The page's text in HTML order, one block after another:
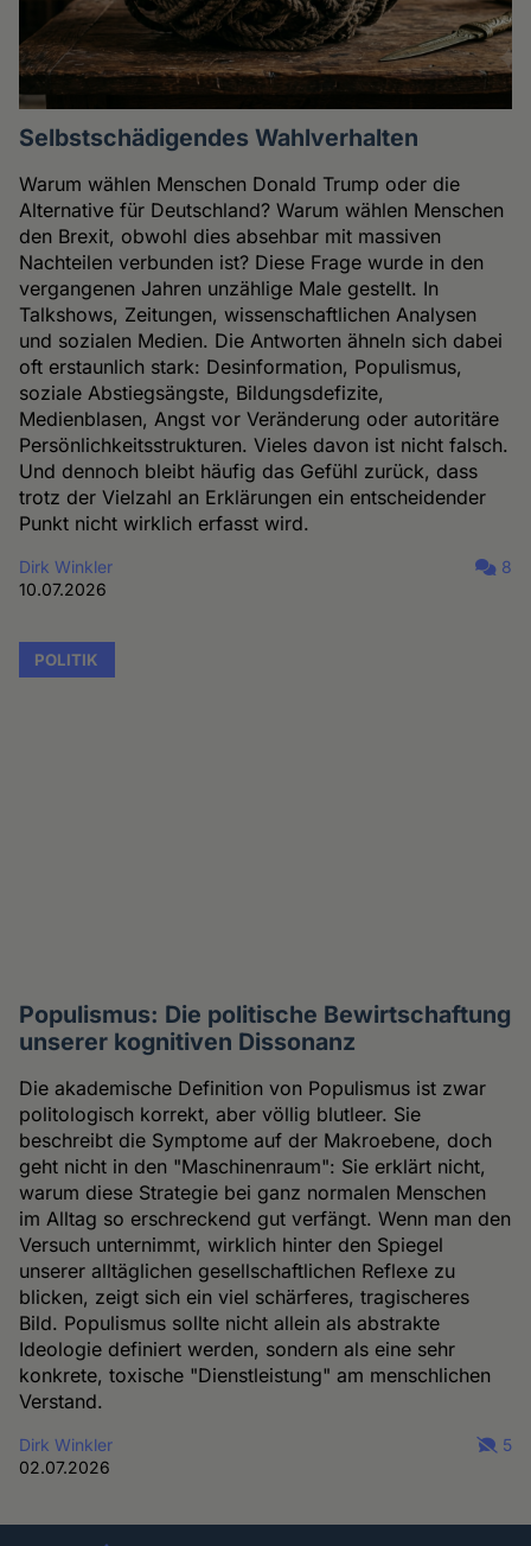
Selbstschädigendes Wahlverhalten
Warum wählen Menschen Donald Trump oder die
Alternative für Deutschland? Warum wählen Menschen
den Brexit, obwohl dies absehbar mit massiven
Nachteilen verbunden ist? Diese Frage wurde in den
vergangenen Jahren unzählige Male gestellt. In
Talkshows, Zeitungen, wissenschaftlichen Analysen
und sozialen Medien. Die Antworten ähneln sich dabei
oft erstaunlich stark: Desinformation, Populismus,
soziale Abstiegsängste, Bildungsdefizite,
Medienblasen, Angst vor Veränderung oder autoritäre
Persönlichkeitsstrukturen. Vieles davon ist nicht falsch.
Und dennoch bleibt häufig das Gefühl zurück, dass
trotz der Vielzahl an Erklärungen ein entscheidender
Punkt nicht wirklich erfasst wird.
Dirk Winkler
10.07.2026
8
POLITIK
Populismus: Die politische Bewirtschaftung
unserer kognitiven Dissonanz
Die akademische Definition von Populismus ist zwar
politologisch korrekt, aber völlig blutleer. Sie
beschreibt die Symptome auf der Makroebene, doch
geht nicht in den "Maschinenraum": Sie erklärt nicht,
warum diese Strategie bei ganz normalen Menschen
im Alltag so erschreckend gut verfängt. Wenn man den
Versuch unternimmt, wirklich hinter den Spiegel
unserer alltäglichen gesellschaftlichen Reflexe zu
blicken, zeigt sich ein viel schärferes, tragischeres
Bild. Populismus sollte nicht allein als abstrakte
Ideologie definiert werden, sondern als eine sehr
konkrete, toxische "Dienstleistung" am menschlichen
Verstand.
Dirk Winkler
02.07.2026
5